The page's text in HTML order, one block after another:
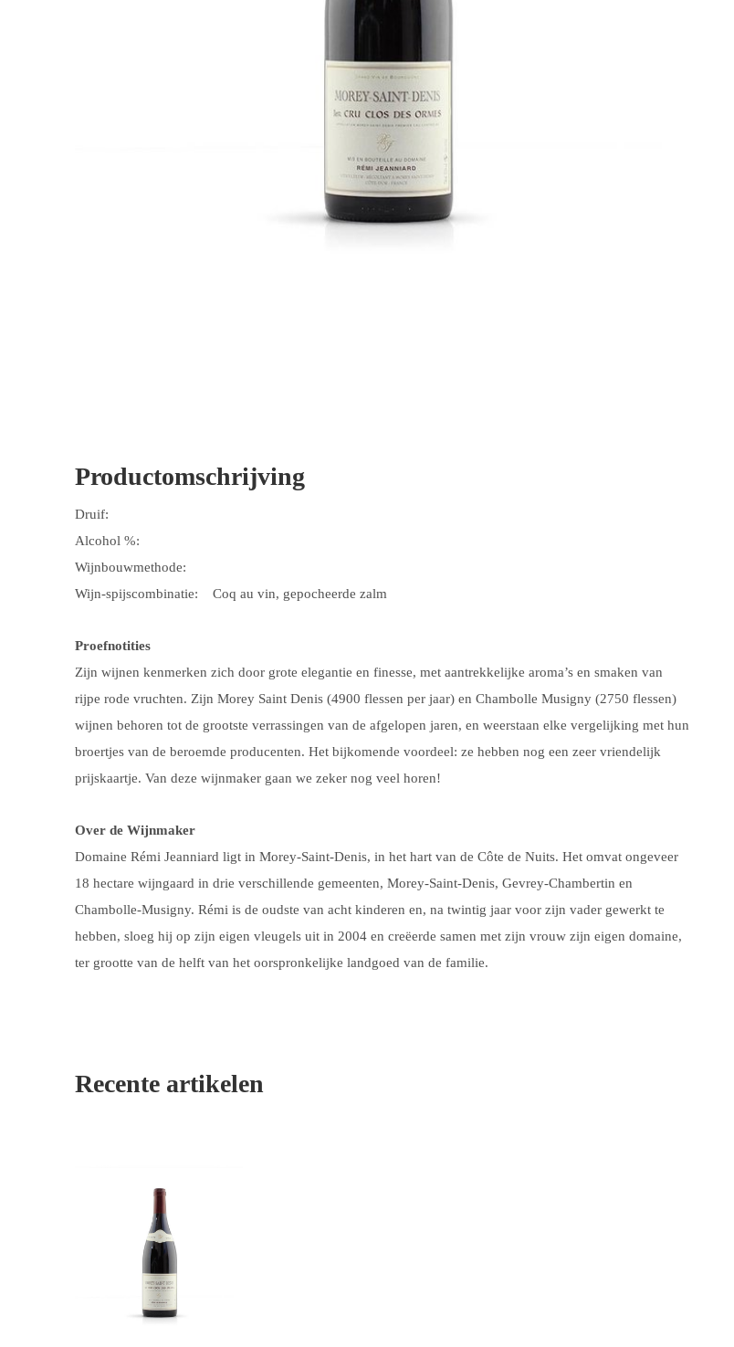
Productomschrijving
Druif:
Alcohol %:
Wijnbouwmethode:
Wijn-spijscombinatie:
Coq au vin, gepocheerde zalm
Proefnotities
Zijn wijnen kenmerken zich door grote elegantie en finesse, met aantrekkelijke aroma’s en smaken van
rijpe rode vruchten. Zijn Morey Saint Denis (4900 flessen per jaar) en Chambolle Musigny (2750 flessen)
wijnen behoren tot de grootste verrassingen van de afgelopen jaren, en weerstaan elke vergelijking met hun
broertjes van de beroemde producenten. Het bijkomende voordeel: ze hebben nog een zeer vriendelijk
prijskaartje. Van deze wijnmaker gaan we zeker nog veel horen!
Over de Wijnmaker
Domaine Rémi Jeanniard ligt in Morey-Saint-Denis, in het hart van de Côte de Nuits. Het omvat ongeveer
18 hectare wijngaard in drie verschillende gemeenten, Morey-Saint-Denis, Gevrey-Chambertin en
Chambolle-Musigny. Rémi is de oudste van acht kinderen en, na twintig jaar voor zijn vader gewerkt te
hebben, sloeg hij op zijn eigen vleugels uit in 2004 en creëerde samen met zijn vrouw zijn eigen domaine,
ter grootte van de helft van het oorspronkelijke landgoed van de familie.
Recente artikelen